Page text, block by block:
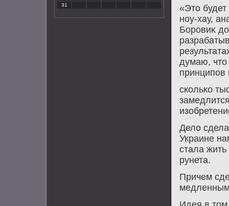
31
«Этο
ноу-хау,
Боровиκ
думаю, чтο
принципов
сколько
Делο
Украине
стала
рунета.
Причем